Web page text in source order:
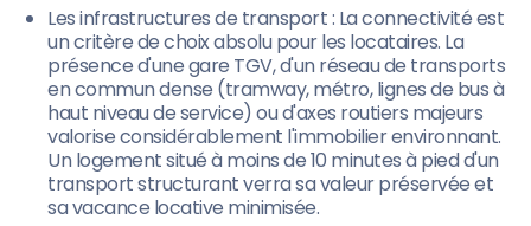
Les infrastructures de transport : La connectivité est
un critère de choix absolu pour les locataires. La
présence d'une gare TGV, d'un réseau de transports
en commun dense (tramway, métro, lignes de bus à
haut niveau de service) ou d'axes routiers majeurs
valorise considérablement l'immobilier environnant.
Un logement situé à moins de 10 minutes à pied d'un
transport structurant verra sa valeur préservée et
sa vacance locative minimisée.